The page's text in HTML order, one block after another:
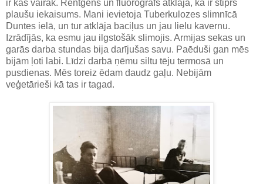
ir kas vairāk. Rentgens un fluorogrāfs atklāja, ka ir stiprs
plaušu iekaisums. Mani ievietoja Tuberkulozes slimnīcā
Duntes ielā, un tur atklāja baciļus un jau lielu kavernu.
Izrādījās, ka esmu jau ilgstošāk slimojis. Armijas sekas un
garās darba stundas bija darījušas savu. Paēduši gan mēs
bijām ļoti labi. Līdzi darbā ņēmu siltu tēju termosā un
pusdienas. Mēs toreiz ēdam daudz gaļu. Nebijām
veģetārieši kā tas ir tagad.